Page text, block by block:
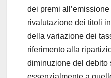
dei premi
rivalutazione dei titoli
della variazione dei
riferimento alla
diminuzione del debito